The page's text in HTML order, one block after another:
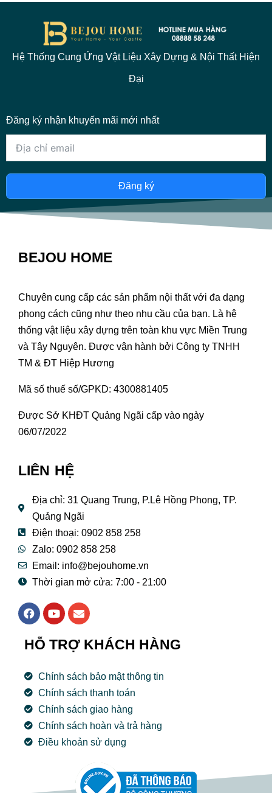
Hệ Thống Cung Ứng Vật Liệu Xây Dựng & Nội Thất Hiện
Đại
Đăng ký nhận khuyến mãi mới nhất
Đăng ký
BEJOU HOME
Chuyên cung cấp các sản phẩm nội thất với đa dạng
phong cách cũng như theo nhu cầu của bạn. Là hệ
thống vật liệu xây dựng trên toàn khu vực Miền Trung
và Tây Nguyên. Được vận hành bởi Công ty TNHH
TM & ĐT Hiệp Hương
Mã số thuế số/GPKD: 4300881405
Được Sở KHĐT Quảng Ngãi cấp vào ngày
06/07/2022
LIÊN HỆ
Địa chỉ: 31 Quang Trung, P.Lê Hồng Phong, TP.
Quảng Ngãi
Điện thoại: 0902 858 258
Zalo: 0902 858 258
Email: info@bejouhome.vn
Thời gian mở cửa: 7:00 - 21:00
F
a
e
b
o
k
Y
o
t
u
e
E
n
e
l
p
e
HỖ TRỢ KHÁCH HÀNG
Chính sách bảo mật thông tin
Chính sách thanh toán
Chính sách giao hàng
Chính sách hoàn và trả hàng
Điều khoản sử dụng